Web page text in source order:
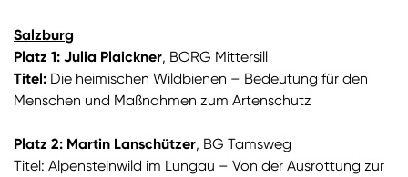
Salzburg
Platz 1: Julia Plaickner, BORG Mittersill
Titel: Die heimischen Wildbienen – Bedeutung für den
Menschen und Maßnahmen zum Artenschutz
Platz 2: Martin Lanschützer, BG Tamsweg
Titel: Alpensteinwild im Lungau – Von der Ausrottung zur